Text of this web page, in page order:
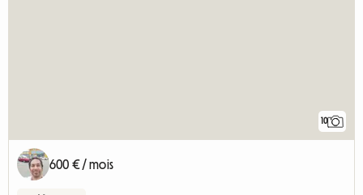
10
600 € / mois